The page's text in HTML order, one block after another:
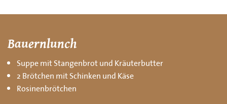
Bauernlunch
Suppe mit Stangenbrot und Kräuterbutter
2 Brötchen mit Schinken und Käse
Rosinenbrötchen